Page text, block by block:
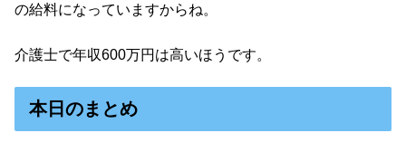
の給料になっていますからね。
介護士で年収600万円は高いほうです。
本日のまとめ